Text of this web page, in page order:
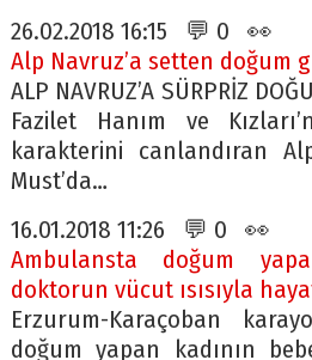
26.02.2018 16:15 💬 0 👀
Alp Navruz’a setten doğum
ALP NAVRUZ’A SÜRPRİZ
Fazilet Hanım ve
karakterini canlandıran
Must’da…
16.01.2018 11:26 💬 0 👀
Ambulansta doğum
doktorun vücut ısısıyla
Erzurum-Karaçoban
doğum yapan kadının